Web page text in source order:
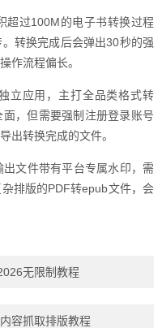
超过100M的电子书转换过程
转换完成后会弹出30秒的强
作流程偏长。
立应用，主打全品类格式转
，但需要强制注册登录账号
出转换完成的文件。
文件带有平台专属水印，需
排版的PDF转epub文件，会
无限制教程
容抓取排版教程